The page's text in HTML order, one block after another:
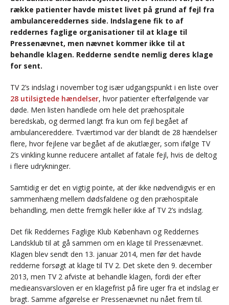
række patienter havde mistet livet på grund af fejl fra
ambulancereddernes side. Indslagene fik to af
reddernes faglige organisationer til at klage til
Pressenævnet, men nævnet kommer ikke til at
behandle klagen. Redderne sendte nemlig deres klage
for sent.
TV 2’s indslag i november tog især udgangspunkt i en liste over
28 utilsigtede hændelser, hvor patienter efterfølgende var
døde. Men listen handlede om hele det præhospitale
beredskab, og dermed langt fra kun om fejl begået af
ambulancereddere. Tværtimod var der blandt de 28 hændelser
flere, hvor fejlene var begået af de akutlæger, som ifølge TV
2’s vinkling kunne reducere antallet af fatale fejl, hvis de deltog
i flere udrykninger.
Samtidig er det en vigtig pointe, at der ikke nødvendigvis er en
sammenhæng mellem dødsfaldene og den præhospitale
behandling, men dette fremgik heller ikke af TV 2’s indslag.
Det fik Reddernes Faglige Klub København og Reddernes
Landsklub til at gå sammen om en klage til Pressenævnet.
Klagen blev sendt den 13. januar 2014, men før det havde
redderne forsøgt at klage til TV 2. Det skete den 9. december
2013, men TV 2 afviste at behandle klagen, fordi der efter
medieansvarsloven er en klagefrist på fire uger fra et indslag er
bragt. Samme afgørelse er Pressenævnet nu nået frem til.